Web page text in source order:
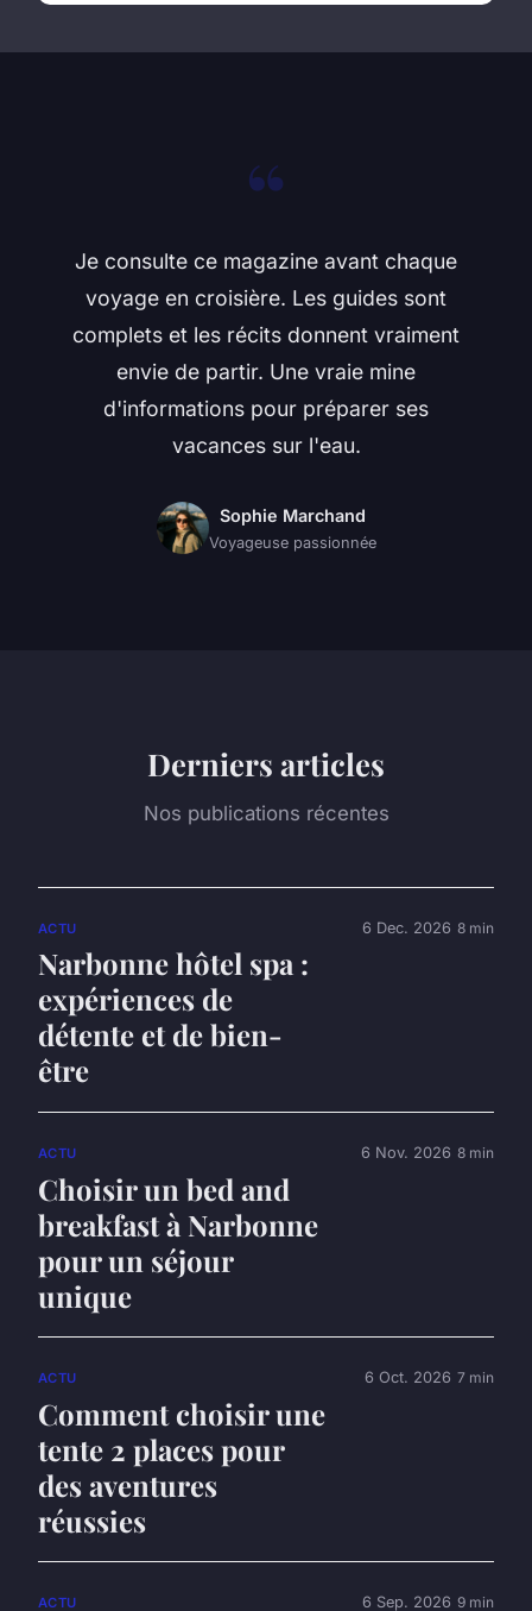
“
Je consulte ce magazine avant chaque
voyage en croisière. Les guides sont
complets et les récits donnent vraiment
envie de partir. Une vraie mine
d'informations pour préparer ses
vacances sur l'eau.
Sophie Marchand
Voyageuse passionnée
Derniers articles
Nos publications récentes
ACTU
Narbonne hôtel spa :
expériences de
détente et de bien-
être
6 Dec. 2026 8 min
ACTU
Choisir un bed and
breakfast à Narbonne
pour un séjour
unique
6 Nov. 2026 8 min
ACTU
Comment choisir une
tente 2 places pour
des aventures
réussies
6 Oct. 2026 7 min
ACTU 6 Sep. 2026 9 min